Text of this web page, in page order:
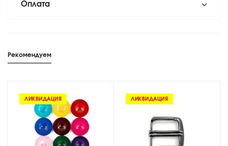
Оплата
Рекомендуем
ЛИКВИДАЦИЯ ЛИКВИДАЦИЯ